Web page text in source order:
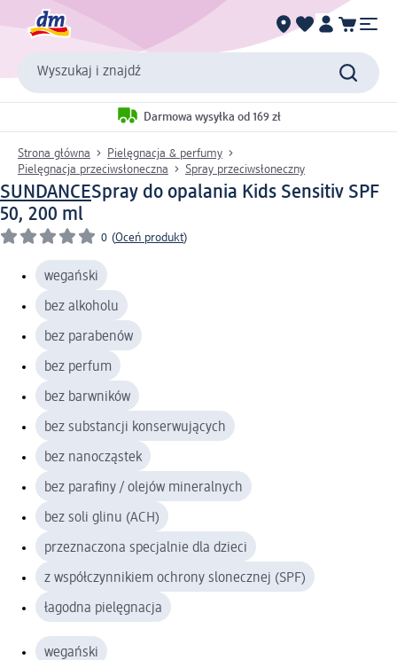
Wyszukaj i znajdź
Darmowa wysyłka od 169 zł
Strona główna
Pielęgnacja & perfumy
Pielęgnacja przeciwsłoneczna
Spray przeciwsłoneczny
SUNDANCESpray do opalania Kids Sensitiv SPF
50, 200 ml
0 (Oceń produkt)
wegański
bez alkoholu
bez parabenów
bez perfum
bez barwników
bez substancji konserwujących
bez nanocząstek
bez parafiny / olejów mineralnych
bez soli glinu (ACH)
przeznaczona specjalnie dla dzieci
z współczynnikiem ochrony slonecznej (SPF)
łagodna pielęgnacja
wegański